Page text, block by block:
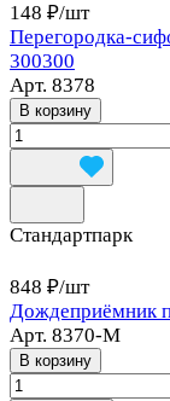
148 ₽/шт
Перегородка-
300300
Арт. 8378
В корзину
Стандартпарк
848 ₽/шт
Дождеприёмник
Арт. 8370-М
В корзину